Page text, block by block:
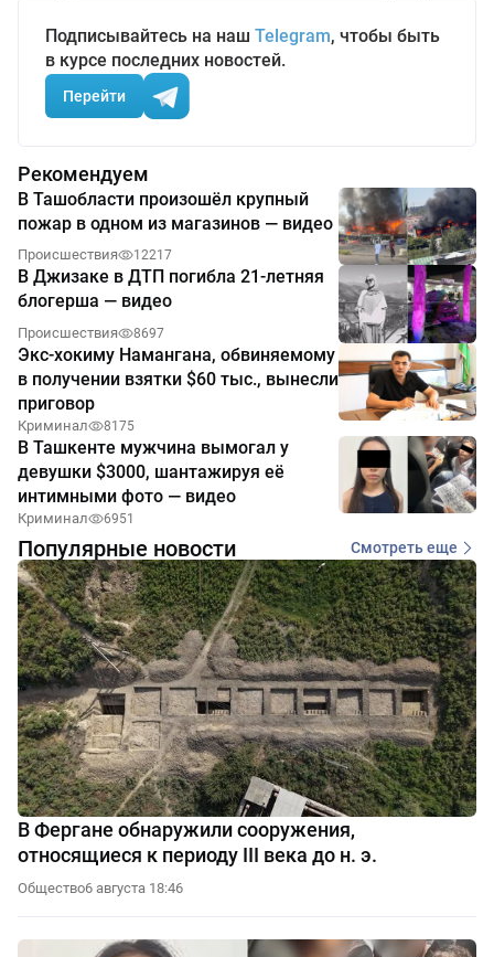
Подписывайтесь на наш Telegram, чтобы быть
в курсе последних новостей.
Перейти
Рекомендуем
В Ташобласти произошёл крупный
пожар в одном из магазинов — видео
Происшествия 12217
В Джизаке в ДТП погибла 21-летняя
блогерша — видео
Происшествия 8697
Экс-хокиму Намангана, обвиняемому
в получении взятки $60 тыс., вынесли
приговор
Криминал 8175
В Ташкенте мужчина вымогал у
девушки $3000, шантажируя её
интимными фото — видео
Криминал 6951
Популярные новости Смотреть еще
В Фергане обнаружили сооружения,
относящиеся к периоду III века до н. э.
Общество6 августа 18:46